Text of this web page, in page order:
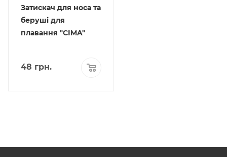
Затискач для носа та
беруші для
плавання "CIMA"
48 грн.